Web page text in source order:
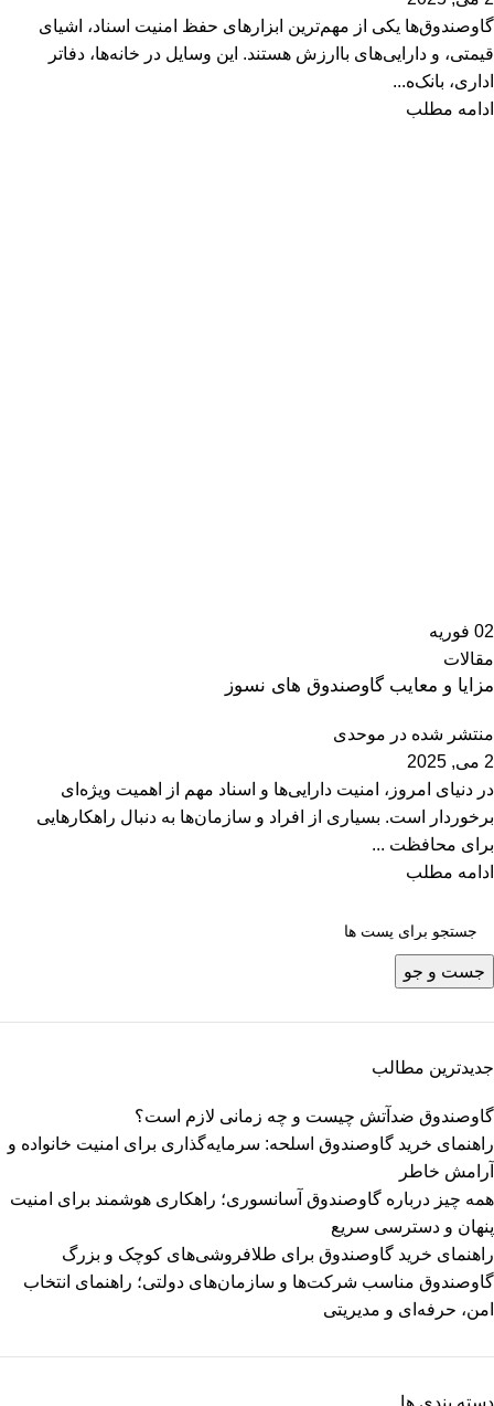
گاوصندوق‌ها یکی از مهم‌ترین ابزارهای حفظ امنیت اسناد، اشیای
قیمتی، و دارایی‌های باارزش هستند. این وسایل در خانه‌ها، دفاتر
اداری، بانک‌ه...
ادامه مطلب
02 فوریه
مقالات
مزایا و معایب گاوصندوق های نسوز
منتشر شده در موحدی
2 می, 2025
در دنیای امروز، امنیت دارایی‌ها و اسناد مهم از اهمیت ویژه‌ای
برخوردار است. بسیاری از افراد و سازمان‌ها به دنبال راهکارهایی
برای محافظت ...
ادامه مطلب
جست و جو
جدیدترین مطالب
گاوصندوق ضدآتش چیست و چه زمانی لازم است؟
راهنمای خرید گاوصندوق اسلحه: سرمایه‌گذاری برای امنیت خانواده و
آرامش خاطر
همه چیز درباره گاوصندوق آسانسوری؛ راهکاری هوشمند برای امنیت
پنهان و دسترسی سریع
راهنمای خرید گاوصندوق برای طلافروشی‌های کوچک و بزرگ
گاوصندوق مناسب شرکت‌ها و سازمان‌های دولتی؛ راهنمای انتخاب
امن، حرفه‌ای و مدیریتی
دسته بندی ها